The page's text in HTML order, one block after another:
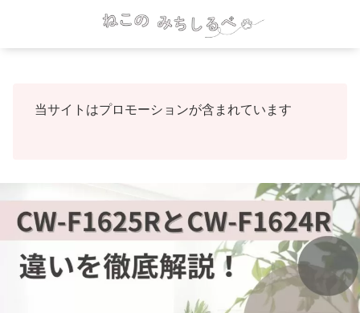
当サイトはプロモーションが含まれています